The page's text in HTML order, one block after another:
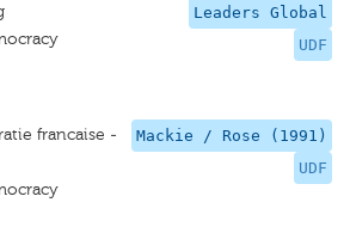
Leaders Global
UDF
Mackie / Rose (1991)
UDF
francaise -